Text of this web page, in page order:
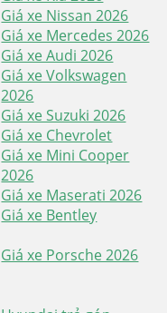
Giá xe Nissan 2026
Giá xe Mercedes 2026
Giá xe Audi 2026
Giá xe Volkswagen
2026
Giá xe Suzuki 2026
Giá xe Chevrolet
Giá xe Mini Cooper
2026
Giá xe Maserati 2026
Giá xe Bentley
Giá xe Porsche 2026